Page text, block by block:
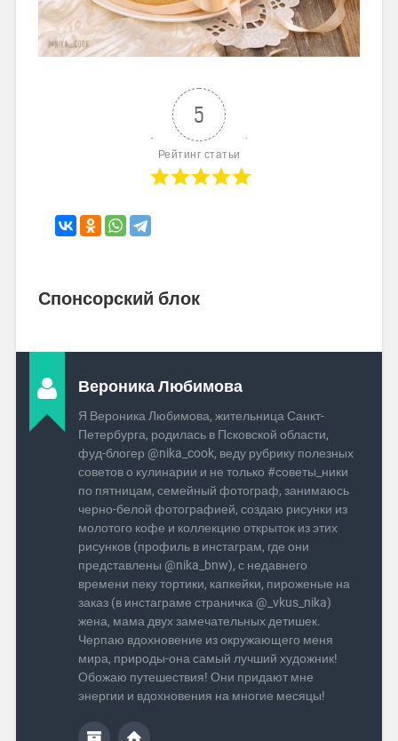
5
Рейтинг статьи
Спонсорский блок
Вероника Любимова
Я Вероника Любимова, жительница Санкт-
Петербурга, родилась в Псковской области,
фуд-блогер @nika_cook, веду рубрику полезных
советов о кулинарии и не только #советы_ники
по пятницам, семейный фотограф, занимаюсь
черно-белой фотографией, создаю рисунки из
молотого кофе и коллекцию открыток из этих
рисунков (профиль в инстаграм, где они
представлены @nika_bnw), с недавнего
времени пеку тортики, капкейки, пироженые на
заказ (в инстаграме страничка @_vkus_nika)
жена, мама двух замечательных детишек.
Черпаю вдохновение из окружающего меня
мира, природы-она самый лучший художник!
Обожаю путешествия! Они придают мне
энергии и вдохновения на многие месяцы!